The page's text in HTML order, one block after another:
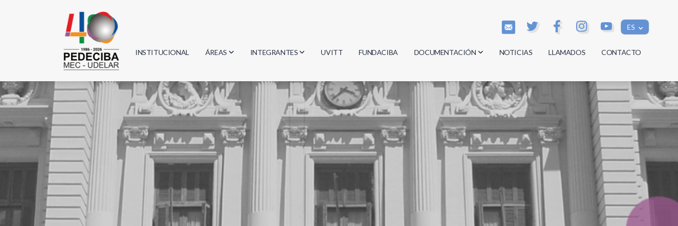
ES
INSTITUCIONAL ÁREAS
Biología
Física
Geociencias
Informática
Matemática
INTEGRANTES
Investigadores
Estudiantes
Egresados
UVITT FUNDACIBA DOCUMENTACIÓN
Actas
Reglamentos
Documentos
NOTICIAS LLAMADOS CONTACTO